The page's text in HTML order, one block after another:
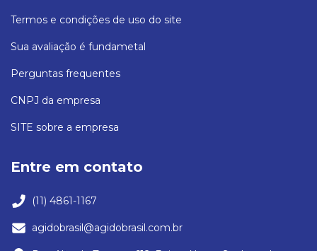
Termos e condições de uso do site
Sua avaliação é fundametal
Perguntas frequentes
CNPJ da empresa
SITE sobre a empresa
Entre em contato
(11) 4861-1167
agidobrasil@agidobrasil.com.br